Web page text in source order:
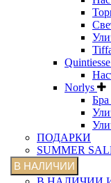
Quintiesse
Norlys
ПОДАРКИ
SUMMER
В НАЛИЧИИ